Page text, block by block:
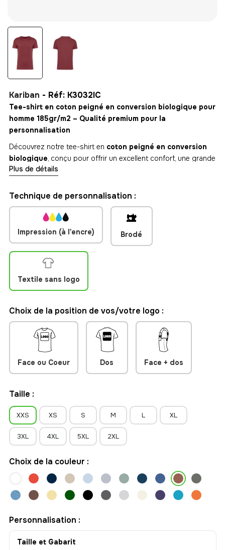
Kariban - Réf: K3032IC
Tee-shirt en coton peigné en conversion biologique pour
homme 185gr/m2 – Qualité premium pour la
personnalisation
Découvrez notre tee-shirt en coton peigné en conversion
biologique, conçu pour offrir un excellent confort, une grande
durabilité et une finition de qualité supérieure. Grâce à son
recommandé pour labroderie textile, garantissant un rendu
net et professionnel de vos logos et visuels.
Disponible dans un large choix de
couleurs
tee-shirt s'adapte aussi bien aux besoins des entreprises,
associations, événements ou marques de vêtements. Son tissu
épais et résistant assure une excellente tenue dans le temps,
même après de nombreux lavages.
Doté d'une conception
visible, il constitue une base idéale pour développer votre
propre collection textile ou renforcer l'identité de votre
entreprise.
Plus de détails
Technique de personnalisation :
Impression (à l'encre) Brodé
Textile sans logo
Choix de la position de vos/votre logo :
Face ou Coeur Dos Face + dos
Taille :
XXS XS S M L XL
3XL 4XL 5XL 2XL
Choix de la couleur :
Personnalisation :
Taille et Gabarit